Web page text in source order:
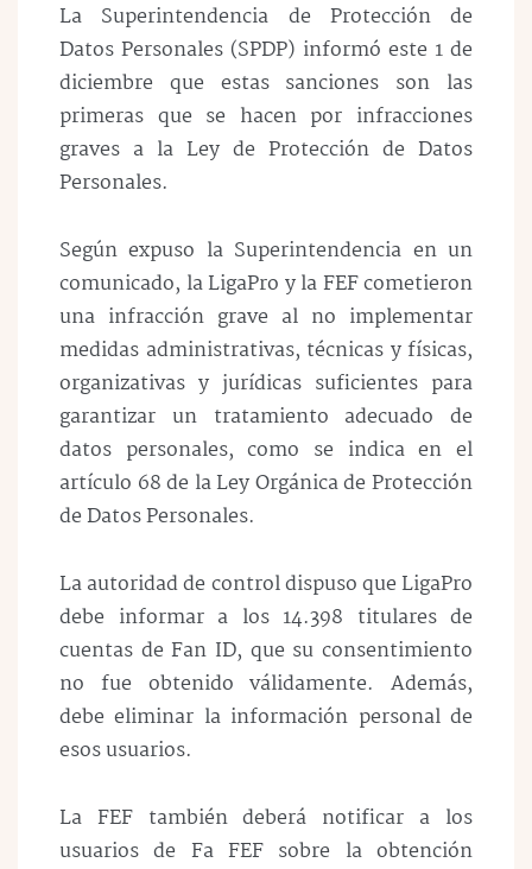
La Superintendencia de Protección de
Datos Personales (SPDP) informó este 1 de
diciembre que estas sanciones son las
primeras que se hacen por infracciones
graves a la Ley de Protección de Datos
Personales.
Según expuso la Superintendencia en un
comunicado, la LigaPro y la FEF cometieron
una infracción grave al no implementar
medidas administrativas, técnicas y físicas,
organizativas y jurídicas suficientes para
garantizar un tratamiento adecuado de
datos personales, como se indica en el
artículo 68 de la Ley Orgánica de Protección
de Datos Personales.
La autoridad de control dispuso que LigaPro
debe informar a los 14.398 titulares de
cuentas de Fan ID, que su consentimiento
no fue obtenido válidamente. Además,
debe eliminar la información personal de
esos usuarios.
La FEF también deberá notificar a los
usuarios de Fa FEF sobre la obtención